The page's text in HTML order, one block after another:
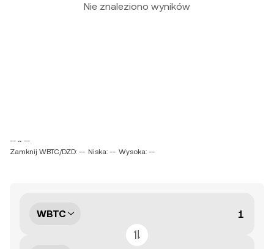
Nie znaleziono wyników
-- ~ --
Zamknij WBTC/DZD: -- Niska: -- Wysoka: --
WBTC